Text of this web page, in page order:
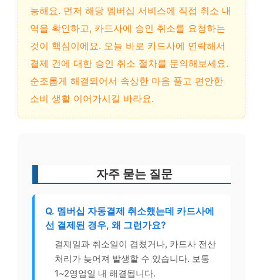
능해요. 먼저 해당 멤버십 서비스에 직접 취소 내
역을 확인하고, 카드사에 승인 취소를 요청하는
것이 핵심이에요. 오늘 바로 카드사에 연락해서
결제 건에 대한 승인 취소 절차를 문의해보세요.
순조롭게 해결되어서 속상한 마음 풀고 편안한
소비 생활 이어가시길 바라요.
자주 묻는 질문
Q. 멤버십 자동결제 취소했는데 카드사에
선 결제된 경우, 왜 그런가요?
결제일과 취소일이 겹쳤거나, 카드사 전산
처리가 늦어져 발생할 수 있습니다. 보통
1~2영업일 내 해결됩니다.